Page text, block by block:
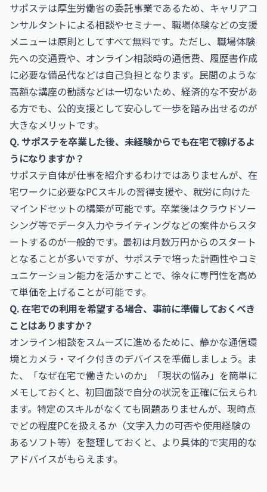
サポステは厚生労働省の委託事業であるため、キャリアコ
ンサルタントによる相談やセミナー、職場体験などの支援
メニューは原則としてすべて無料です。ただし、職場体験
先への交通費や、オンライン相談時の通信費、履歴書作成
に必要な備品代などは自己負担となります。民間のような
高額な講座の勧誘などは一切ないため、経済的な不安があ
る方でも、公的支援として安心して一歩を踏み出せるのが
大きなメリットです。
Q. サポステを卒業した後、未経験からでも在宅で稼げるよ
うになりますか？
サポステ自体が仕事を紹介するわけではありませんが、在
宅ワークに必要なPCスキルの習得支援や、就労に向けた
マインドセットの構築が可能です。卒業後はクラウドソー
シング等でデータ入力やライティングなどの案件からスタ
ートするのが一般的です。最初は月数万円からのスタート
となることが多いですが、サポステで培った計画性やコミ
ュニケーション能力を活かすことで、徐々に専門性を高め
て単価を上げることが可能です。
Q. 在宅での利用を希望する場合、事前に準備しておくべき
ことはありますか？
オンライン相談をスムーズに進めるために、静かな通信環
境とカメラ・マイク付きのデバイスを準備しましょう。ま
た、「なぜ在宅で働きたいのか」「現状の悩み」を簡単に
メモしておくと、初回面談で自分の状況を正確に伝えられ
ます。特定のスキルがなくても問題ありませんが、現時点
でどの程度PCを扱えるか（文字入力の可否や使用経験の
あるソフト等）を整理しておくと、より具体的で実用的な
アドバイスがもらえます。